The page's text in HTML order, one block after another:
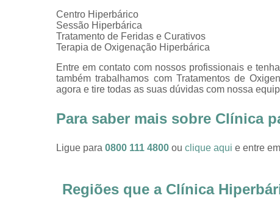
Centro Hiperbárico
Sessão Hiperbárica
Tratamento de Feridas e Curativos
Terapia de Oxigenação Hiperbárica
Entre em contato com nossos profissionais e
também trabalhamos com Tratamentos de
agora e tire todas as suas dúvidas com nossa
Para saber mais sobre Clínica
Ligue para 0800 111 4800 ou clique aqui e entre
Regiões que a Clínica